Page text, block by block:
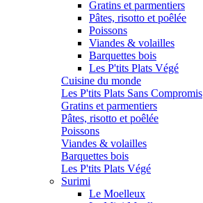
Gratins et parmentiers
Pâtes, risotto et poêlée
Poissons
Viandes & volailles
Barquettes bois
Les P'tits Plats Végé
Cuisine du monde
Les P'tits Plats Sans Compromis
Gratins et parmentiers
Pâtes, risotto et poêlée
Poissons
Viandes & volailles
Barquettes bois
Les P'tits Plats Végé
Surimi
Le Moelleux